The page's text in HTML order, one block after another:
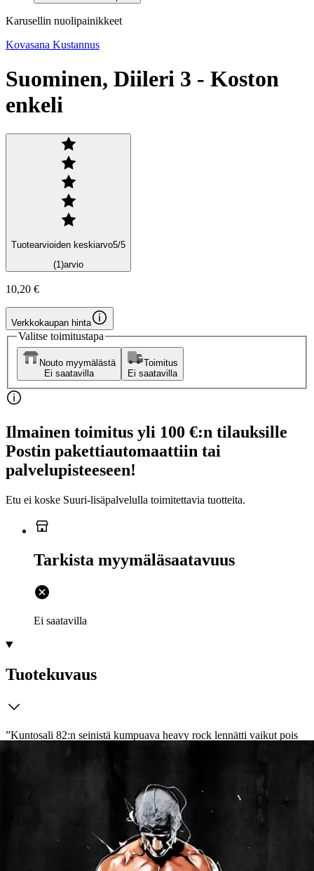
Karusellin nuolipainikkeet
Kovasana Kustannus
Suominen, Diileri 3 - Koston
enkeli
Tuotearvioiden keskiarvo5/5
(1)arvio
10,20 €
Verkkokaupan hinta
Valitse toimitustapa
Nouto myymälästä
Ei saatavilla
Toimitus
Ei saatavilla
Ilmainen toimitus yli 100 €:n tilauksille
Postin pakettiautomaattiin tai
palvelupisteeseen!
Etu ei koske Suuri‑lisäpalvelulla toimitettavia tuotteita.
Tarkista myymäläsaatavuus
Ei saatavilla
Tuotekuvaus
”Kuntosali 82:n seinistä kumpuava heavy rock lennätti vaikut pois
kun keskellä salin puulattiaa treenaava blondi aloitti nännit pystyssä
vetämään sarjaansa ylätaljassa. Valkoinen trikoo oli imuroituna
vakuumiin persläpeen ja raskailla kyykyillä kasvatettu pakaralihas
oli kuin suora kopio Lahden suurmäen hyppyrin profiilista. Tämän
perseen päällä eivät kuitenkaan pomppineet mitkään mattinykäset.
Diileri 3 - Koston enkeli on Tero Suomisen sali- ja alamaailmaan
sijoittuvan trilogian itsenäinen ja vaikuttava päätösosa. Testosteronia
tihkuva kirja kertoo, miten kaikki alkoi ja miten kaikki päättyi.
Konnien kunniakoodi ja hierarkia sanelee reunaehdot sille, mitä